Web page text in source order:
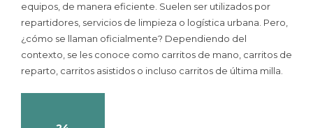
equipos, de manera eficiente. Suelen ser utilizados por
repartidores, servicios de limpieza o logística urbana. Pero,
¿cómo se llaman oficialmente? Dependiendo del
contexto, se les conoce como carritos de mano, carritos de
reparto, carritos asistidos o incluso carritos de última milla.